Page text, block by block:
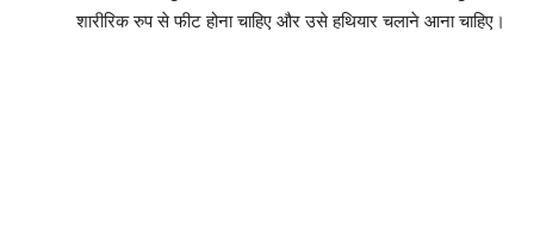
शारीरिक रुप से फीट होना चाहिए और उसे हथियार चलाने आना चाहिए।